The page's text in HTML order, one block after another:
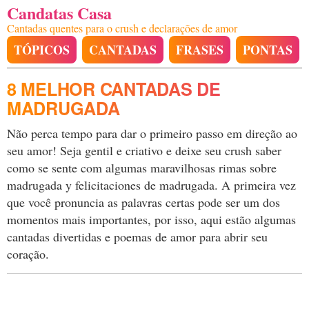
Candatas Casa
Cantadas quentes para o crush e declarações de amor
TÓPICOS CANTADAS FRASES PONTAS
8 MELHOR CANTADAS DE
MADRUGADA
Não perca tempo para dar o primeiro passo em direção ao
seu amor! Seja gentil e criativo e deixe seu crush saber
como se sente com algumas maravilhosas rimas sobre
madrugada y felicitaciones de madrugada. A primeira vez
que você pronuncia as palavras certas pode ser um dos
momentos mais importantes, por isso, aqui estão algumas
cantadas divertidas e poemas de amor para abrir seu
coração.